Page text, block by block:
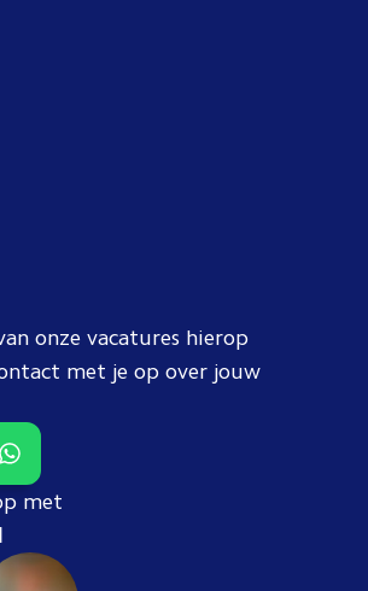
onze vacatures hierop
met je op over jouw
met